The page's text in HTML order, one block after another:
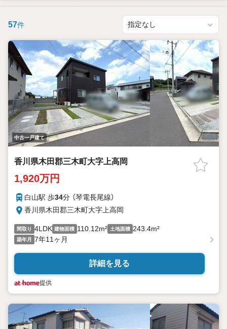
57件
中古一戸建て
香川県木田郡三木町大字上高岡
1,920万円
白山駅 歩34分 （琴電長尾線）
香川県木田郡三木町大字上高岡
間取り 4LDK 建物面積 110.12m² 土地面積 243.4m²
築年月 7年11ヶ月
詳細を見る
提供